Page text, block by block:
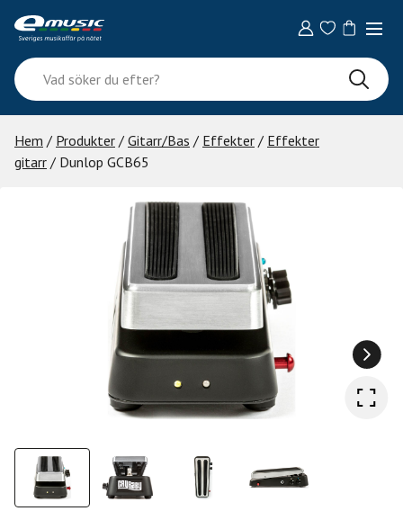
content
Vad
söker
du
efter?
Hem / Produkter / Gitarr/Bas / Effekter / Effekter
gitarr / Dunlop GCB65